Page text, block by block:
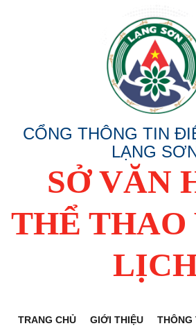
CỔNG THÔNG TIN
LẠNG
SỞ VĂN
THỂ THAO
TRANG CHỦ GIỚI THIỆU THÔNG